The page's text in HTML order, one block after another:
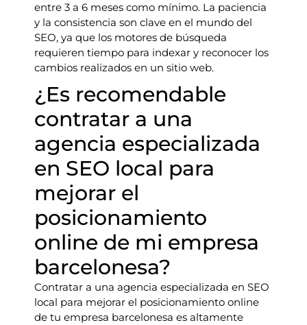
entre 3 a 6 meses como mínimo. La paciencia
y la consistencia son clave en el mundo del
SEO, ya que los motores de búsqueda
requieren tiempo para indexar y reconocer los
cambios realizados en un sitio web.
¿Es recomendable
contratar a una
agencia especializada
en SEO local para
mejorar el
posicionamiento
online de mi empresa
barcelonesa?
Contratar a una agencia especializada en SEO
local para mejorar el posicionamiento online
de tu empresa barcelonesa es altamente